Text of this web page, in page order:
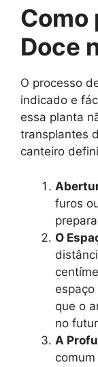
Como
Doce
O processo
indicado e
essa planta
transplantes
canteiro
furos
O
que o
no
A